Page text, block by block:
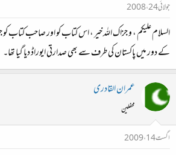
جولائی 24، 2008
السلام علیکم ، و جزاک اللہ خیر ، اس کتاب کو اور صاحب کتاب
کے دور میں پاکستان کی طرف سے بھی صدارتی ایوراڈ دیا گیا تھا۔
عمران القادری
محفلین
اگست 14، 2009